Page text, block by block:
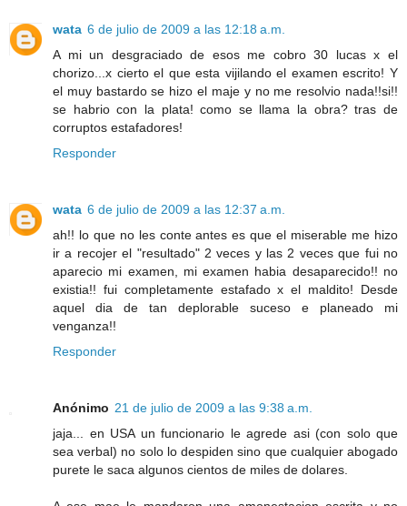
wata 6 de julio de 2009 a las 12:18 a.m.
A mi un desgraciado de esos me cobro 30 lucas x el
chorizo...x cierto el que esta vijilando el examen escrito! Y
el muy bastardo se hizo el maje y no me resolvio nada!!si!!
se habrio con la plata! como se llama la obra? tras de
corruptos estafadores!
Responder
wata 6 de julio de 2009 a las 12:37 a.m.
ah!! lo que no les conte antes es que el miserable me hizo
ir a recojer el "resultado" 2 veces y las 2 veces que fui no
aparecio mi examen, mi examen habia desaparecido!! no
existia!! fui completamente estafado x el maldito! Desde
aquel dia de tan deplorable suceso e planeado mi
venganza!!
Responder
Anónimo 21 de julio de 2009 a las 9:38 a.m.
jaja... en USA un funcionario le agrede asi (con solo que
sea verbal) no solo lo despiden sino que cualquier abogado
purete le saca algunos cientos de miles de dolares.